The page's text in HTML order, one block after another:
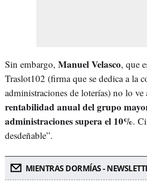
Sin embargo, Manuel Velasco, que
Traslot102 (firma que se dedica a la
administraciones de loterías) no lo ve
rentabilidad anual del grupo
administraciones supera el 10%.
desdeñable”.
MIENTRAS DORMÍAS -